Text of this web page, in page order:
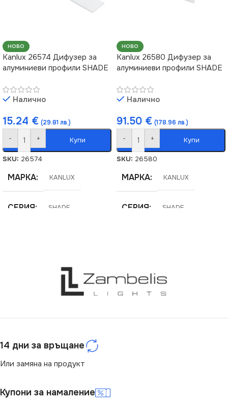
НОВО
Kanlux 26574 Дифузер за
алуминиеви профили SHADE
Налично
15.24 € (29.81 лв.)
- + Купи
SKU: 26574
МАРКА KANLUX
СЕРИЯ SHADE
НОВО
Kanlux 26580 Дифузер за
алуминиеви профили SHADE
Налично
91.50 € (178.96 лв.)
- + Купи
SKU: 26580
МАРКА KANLUX
СЕРИЯ SHADE
14 дни за връщане
Или замяна на продукт
Купони за намаление